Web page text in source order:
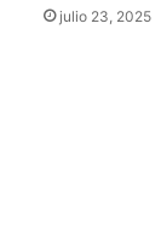
julio 23, 2025